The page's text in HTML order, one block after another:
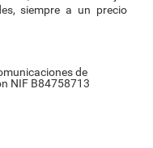
siempre a un precio
de
NIF B84758713